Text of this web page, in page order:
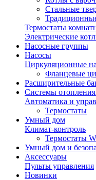
Стальные
Термостаты
Электрические
Насосные группы
Насосы
Циркуляционные
Фланцевые
Расширительные
Системы
Автоматика и
Термостаты
Умный дом
Климат-контроль
Термостаты
Умный дом и
Аксессуары
Пульты управления
Новинки